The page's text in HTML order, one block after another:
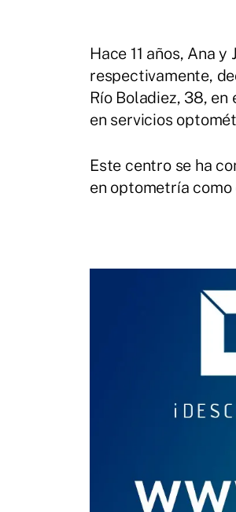
Hace 11 años, Ana
respectivamente,
Río Boladiez, 38,
en servicios
Este centro se ha
en optometría como